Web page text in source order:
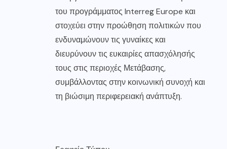
του προγράμματος Interreg Europe και
στοχεύει στην προώθηση πολιτικών που
ενδυναμώνουν τις γυναίκες και
διευρύνουν τις ευκαιρίες απασχόλησής
τους στις περιοχές Μετάβασης,
συμβάλλοντας στην κοινωνική συνοχή και
τη βιώσιμη περιφερειακή ανάπτυξη.